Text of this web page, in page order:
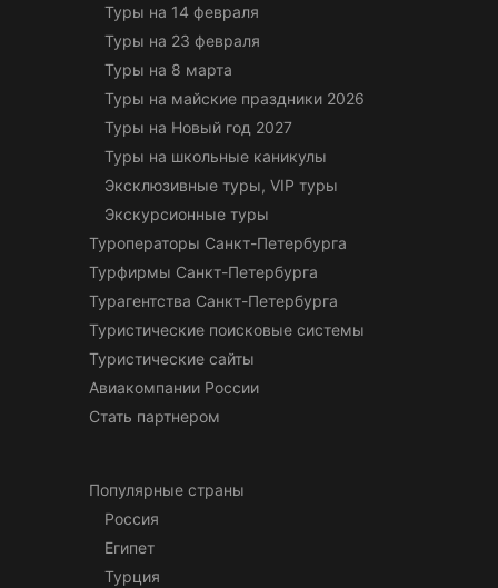
Туры на 14 февраля
Туры на 23 февраля
Туры на 8 марта
Туры на майские праздники 2026
Туры на Новый год 2027
Туры на школьные каникулы
Эксклюзивные туры, VIP туры
Экскурсионные туры
Туроператоры Санкт-Петербурга
Турфирмы Санкт-Петербурга
Турагентства Санкт-Петербурга
Туристические поисковые системы
Туристические сайты
Авиакомпании России
Стать партнером
Популярные страны
Россия
Египет
Турция